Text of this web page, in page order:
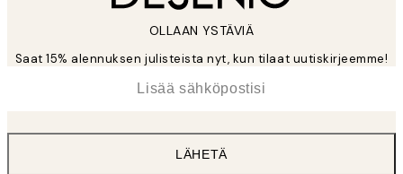
OLLAAN YSTÄVIÄ
Saat 15% alennuksen julisteista nyt, kun tilaat uutiskirjeemme!
LÄHETÄ